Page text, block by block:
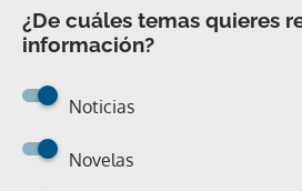
¿De cuáles temas quieres
información?
Noticias
Novelas